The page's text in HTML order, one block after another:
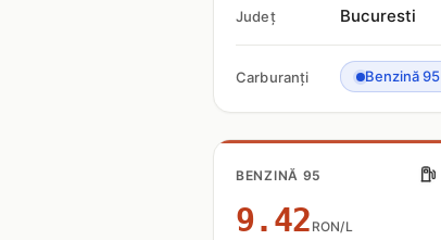
Județ Bucuresti
Carburanți Benzină 95
BENZINĂ 95
9.42 RON/L